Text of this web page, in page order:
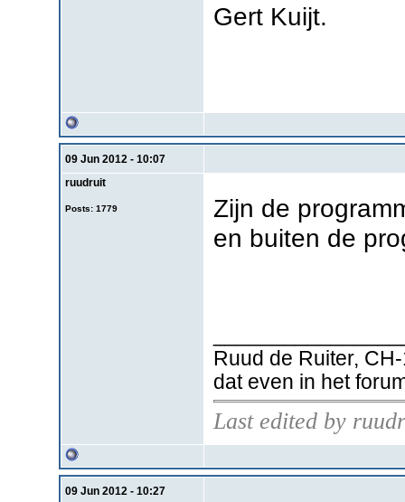
Gert Kuijt.
09 Jun 2012 - 10:07
ruudruit
Posts: 1779
Zijn de
en buiten de
Ruud de Ruiter,
dat even in het
Last edited by
09 Jun 2012 - 10:27